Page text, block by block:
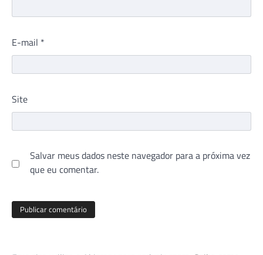
E-mail *
Site
Salvar meus dados neste navegador para a próxima vez
que eu comentar.